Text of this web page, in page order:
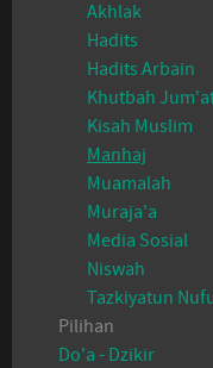
Akhlak
Hadits
Hadits Arbain
Khutbah
Kisah Muslim
Manhaj
Muamalah
Muraja'a
Media Sosial
Niswah
Tazkiyatun
Pilihan
Do'a - Dzikir